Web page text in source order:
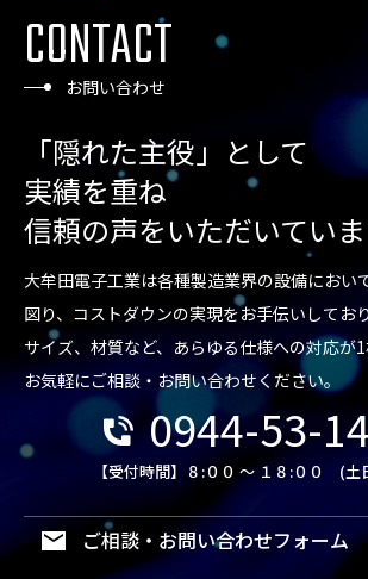
CONTACT
お問い合わせ
「隠れた主役 」 と して
実績を重ね
信頼の声をいただいていま
大牟田電子工業は各種製造業界の設備におい
図り、コストダウンの実現をお手伝いしており
サイズ、材質など、あらゆる仕様への対応が1
お気軽にご相談・お問い合わせください。
0944-53-
【受付時間】８:００ ～ １８:００ (土
ご相談・お問い合わせフォーム